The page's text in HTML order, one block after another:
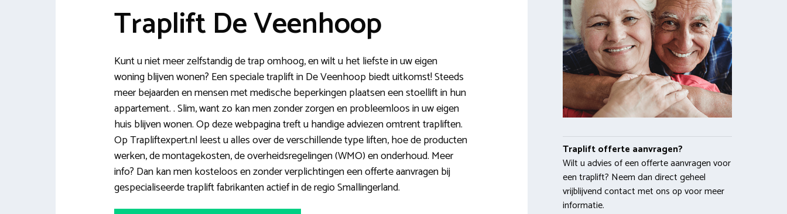
Traplift De Veenhoop
Kunt u niet meer zelfstandig de trap omhoog, en wilt u het liefste in uw eigen
woning blijven wonen? Een speciale traplift in De Veenhoop biedt uitkomst! Steeds
meer bejaarden en mensen met medische beperkingen plaatsen een stoellift in hun
appartement. . Slim, want zo kan men zonder zorgen en probleemloos in uw eigen
huis blijven wonen. Op deze webpagina treft u handige adviezen omtrent trapliften.
Op Trapliftexpert.nl leest u alles over de verschillende type liften, hoe de producten
werken, de montagekosten, de overheidsregelingen (WMO) en onderhoud. Meer
info? Dan kan men kosteloos en zonder verplichtingen een offerte aanvragen bij
gespecialiseerde traplift fabrikanten actief in de regio Smallingerland.
Traplift offerte aanvragen?
Wilt u advies of een offerte aanvragen voor
een traplift? Neem dan direct geheel
vrijblijvend contact met ons op voor meer
informatie.